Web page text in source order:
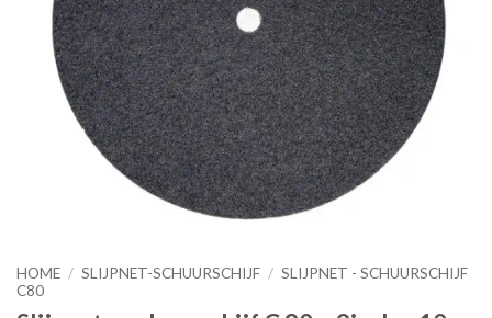
HOME / SLIJPNET-SCHUURSCHIJF / SLIJPNET - SCHUURSCHIJF
C80